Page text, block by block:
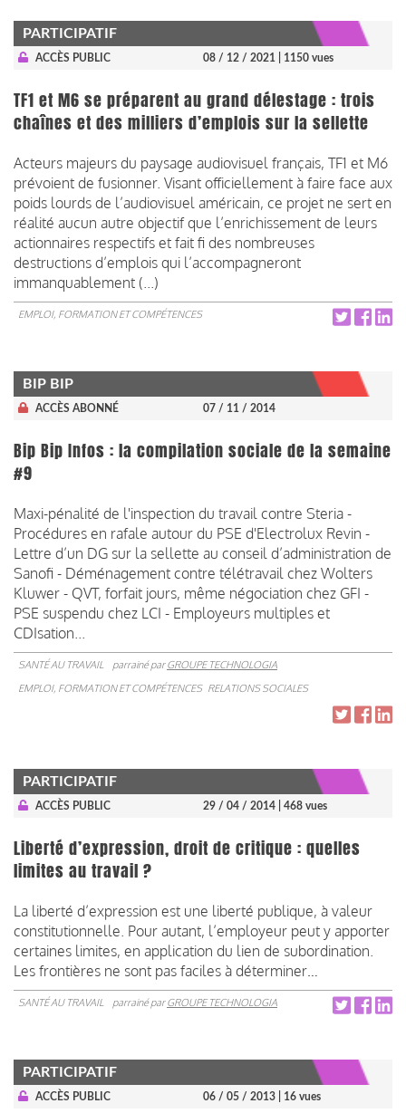
PARTICIPATIF
ACCÈS PUBLIC 08 / 12 / 2021 | 1150 vues
TF1 et M6 se préparent au grand délestage : trois
chaînes et des milliers d’emplois sur la sellette
Acteurs majeurs du paysage audiovisuel français, TF1 et M6
prévoient de fusionner. Visant officiellement à faire face aux
poids lourds de l’audiovisuel américain, ce projet ne sert en
réalité aucun autre objectif que l’enrichissement de leurs
actionnaires respectifs et fait fi des nombreuses
destructions d’emplois qui l’accompagneront
immanquablement (...)
EMPLOI, FORMATION ET COMPÉTENCES
BIP BIP
ACCÈS ABONNÉ 07 / 11 / 2014
Bip Bip Infos : la compilation sociale de la semaine
#9
Maxi-pénalité de l'inspection du travail contre Steria -
Procédures en rafale autour du PSE d'Electrolux Revin -
Lettre d’un DG sur la sellette au conseil d’administration de
Sanofi - Déménagement contre télétravail chez Wolters
Kluwer - QVT, forfait jours, même négociation chez GFI -
PSE suspendu chez LCI - Employeurs multiples et
CDIsation...
SANTÉ AU TRAVAIL parrainé parGROUPE TECHNOLOGIA
EMPLOI, FORMATION ET COMPÉTENCES RELATIONS SOCIALES
PARTICIPATIF
ACCÈS PUBLIC 29 / 04 / 2014 | 468 vues
Liberté d’expression, droit de critique : quelles
limites au travail ?
La liberté d’expression est une liberté publique, à valeur
constitutionnelle. Pour autant, l’employeur peut y apporter
certaines limites, en application du lien de subordination.
Les frontières ne sont pas faciles à déterminer…
SANTÉ AU TRAVAIL parrainé parGROUPE TECHNOLOGIA
PARTICIPATIF
ACCÈS PUBLIC 06 / 05 / 2013 | 16 vues